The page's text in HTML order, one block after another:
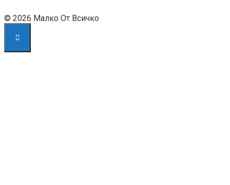
© 2026 Малко От Всичко